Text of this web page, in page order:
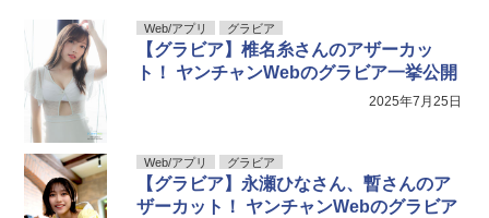
Web/アプリ グラビア
【グラビア】椎名糸さんのアザーカッ
ト！ ヤンチャンWebのグラビア一挙公開
2025年7月25日
Web/アプリ グラビア
【グラビア】永瀬ひなさん、暫さんのア
ザーカット！ ヤンチャンWebのグラビア